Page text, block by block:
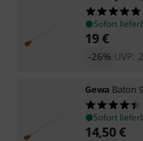
Sofort
19€
UVP:
-26%
Gewa Baton
Sofort
14,50€